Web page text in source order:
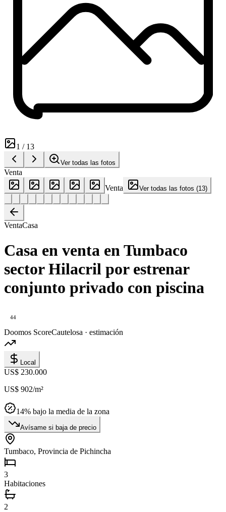
1 / 13
Ver todas las fotos
Venta
Venta
Ver todas las fotos (13)
VentaCasa
Casa en venta en Tumbaco
sector Hilacril por estrenar
conjunto privado con piscina
44
Doomos ScoreCautelosa · estimación
Local
US$ 230.000
US$ 902/m²
14% bajo la media de la zona
Avísame si baja de precio
Tumbaco, Provincia de Pichincha
3
Habitaciones
2